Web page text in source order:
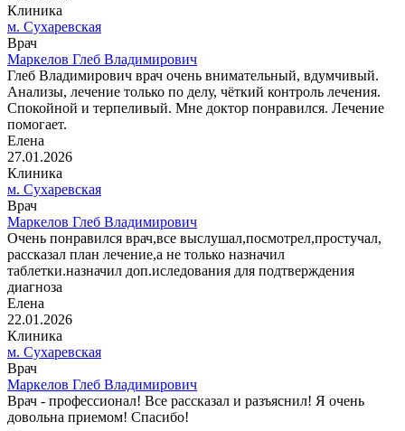
Клиника
м. Сухаревская
Врач
Маркелов Глеб Владимирович
Глеб Владимирович врач очень внимательный, вдумчивый.
Анализы, лечение только по делу, чëткий контроль лечения.
Спокойной и терпеливый. Мне доктор понравился. Лечение
помогает.
Елена
27.01.2026
Клиника
м. Сухаревская
Врач
Маркелов Глеб Владимирович
Очень понравился врач,все выслушал,посмотрел,простучал,
рассказал план лечение,а не только назначил
таблетки.назначил доп.иследования для подтверждения
диагноза
Елена
22.01.2026
Клиника
м. Сухаревская
Врач
Маркелов Глеб Владимирович
Врач - профессионал! Все рассказал и разъяснил! Я очень
довольна приемом! Спасибо!